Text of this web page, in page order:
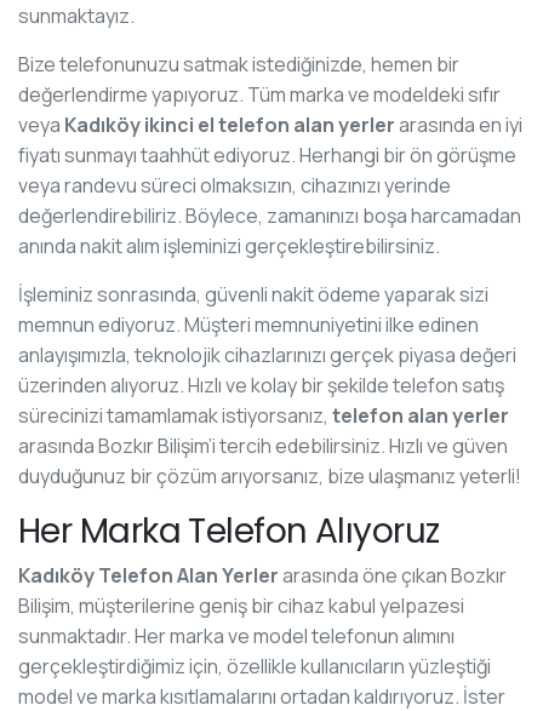
sunmaktayız.
Bize telefonunuzu satmak istediğinizde, hemen bir
değerlendirme yapıyoruz. Tüm marka ve modeldeki sıfır
veya Kadıköy ikinci el telefon alan yerlerarasında en iyi
fiyatı sunmayı taahhüt ediyoruz. Herhangi bir ön görüşme
veya randevu süreci olmaksızın, cihazınızı yerinde
değerlendirebiliriz. Böylece, zamanınızı boşa harcamadan
anında nakit alım işleminizi gerçekleştirebilirsiniz.
İşleminiz sonrasında, güvenli nakit ödeme yaparak sizi
memnun ediyoruz. Müşteri memnuniyetini ilke edinen
anlayışımızla, teknolojik cihazlarınızı gerçek piyasa değeri
üzerinden alıyoruz. Hızlı ve kolay bir şekilde telefon satış
sürecinizi tamamlamak istiyorsanız, telefon alan yerler
arasında Bozkır Bilişim’i tercih edebilirsiniz. Hızlı ve güven
duyduğunuz bir çözüm arıyorsanız, bize ulaşmanız yeterli!
Her Marka Telefon Alıyoruz
Kadıköy Telefon Alan Yerlerarasında öne çıkan Bozkır
Bilişim, müşterilerine geniş bir cihaz kabul yelpazesi
sunmaktadır. Her marka ve model telefonun alımını
gerçekleştirdiğimiz için, özellikle kullanıcıların yüzleştiği
model ve marka kısıtlamalarını ortadan kaldırıyoruz. İster